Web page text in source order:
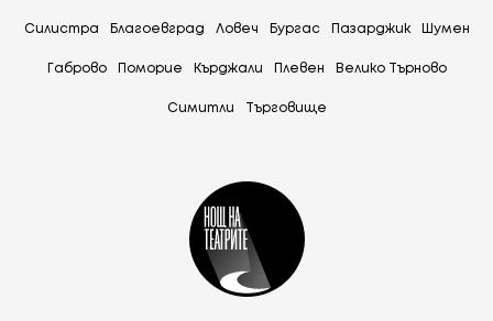
Силистра Благоевград Ловеч Бургас Пазарджик Шумен
Габрово Поморие Кърджали Плевен Велико Търново
Симитли Tърговище